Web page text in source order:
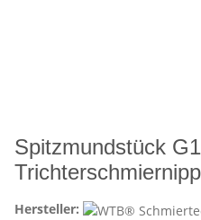
Spitzmundstück
Hersteller: